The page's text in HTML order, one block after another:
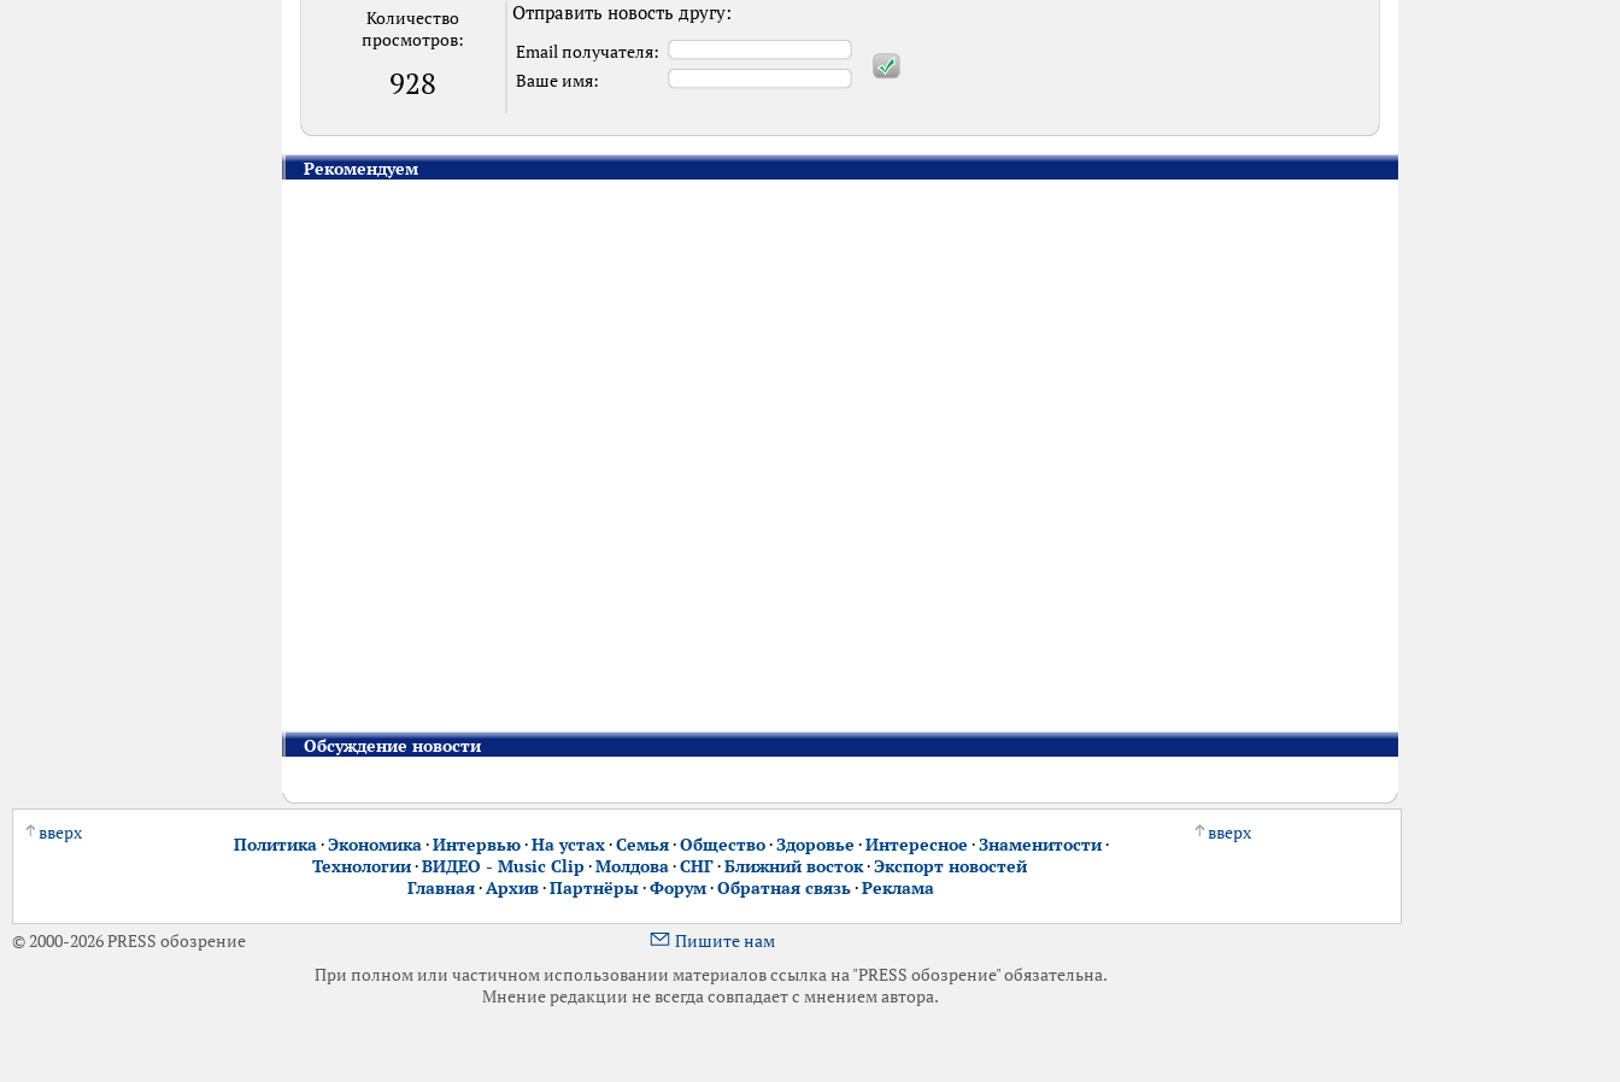
Количество
просмотров:
928
Отправить новость другу:
Email получателя:
Ваше имя:
Рекомендуем
Обсуждение новости
вверх
Политика·Экономика·Интервью·На устах·Семья·Общество·Здоровье ·Интересное ·Знаменитости·
Технологии·ВИДЕО - Music Clip ·Молдова·СНГ·Ближний восток·Экспорт новостей
Главная·Архив·Партнёры·Форум·Обратная связь·Реклама
вверх
© 2000-2026 PRESS обозрение
Пишите нам
При полном или частичном использовании материалов ссылка на "PRESS обозрение" обязательна.
Мнение редакции не всегда совпадает с мнением автора.